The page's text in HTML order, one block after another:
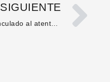
SIGUIENTE